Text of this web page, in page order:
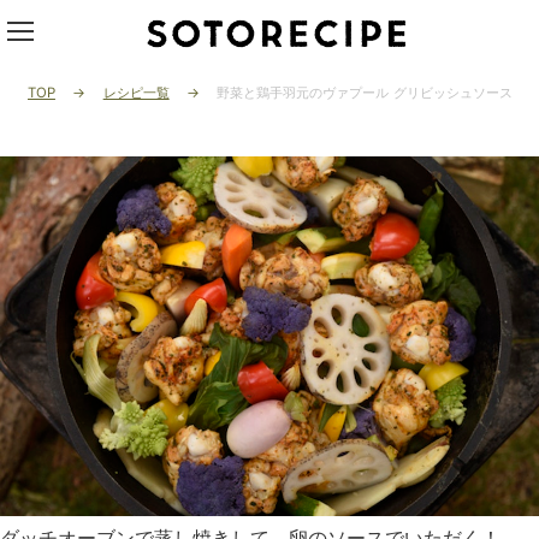
TOP レシピ一覧 野菜と鶏手羽元のヴァプール グリビッシュソース添え